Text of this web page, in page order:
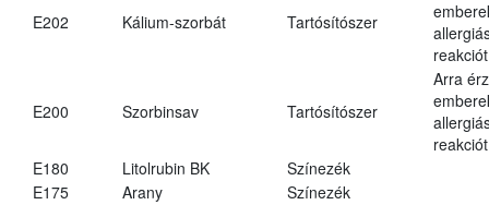
E202 Kálium-szorbát Tartósítószer
E200 Szorbinsav Tartósítószer
Arra
E180
Litolrubin BK
Színezék
E175
Arany
Színezék